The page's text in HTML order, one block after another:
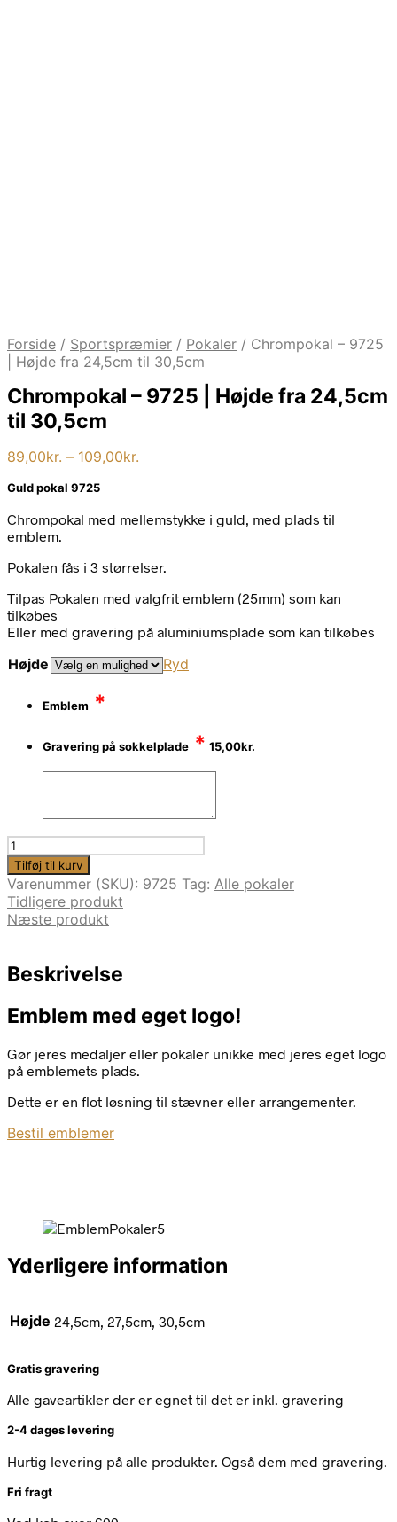
Forside / Sportspræmier / Pokaler / Chrompokal – 9725
| Højde fra 24,5cm til 30,5cm
Chrompokal – 9725 | Højde fra 24,5cm
til 30,5cm
89,00kr. – 109,00kr.
Guld pokal 9725
Chrompokal med mellemstykke i guld, med plads til
emblem.
Pokalen fås i 3 størrelser.
Tilpas Pokalen med valgfrit emblem (25mm) som kan
tilkøbes
Eller med gravering på aluminiumsplade som kan tilkøbes
Højde Ryd
Emblem *
Gravering på sokkelplade * 15,00kr.
Chrompokal
-
9725
|
Højde
fra
til
30,5cm
Tilføj til kurv
Varenummer (SKU): 9725 Tag: Alle pokaler
Tidligere produkt
Næste produkt
Beskrivelse
Emblem med eget logo!
Gør jeres medaljer eller pokaler unikke med jeres eget logo
på emblemets plads.
Dette er en flot løsning til stævner eller arrangementer.
Bestil emblemer
Yderligere information
Højde 24,5cm, 27,5cm, 30,5cm
Gratis gravering
Alle gaveartikler der er egnet til det er inkl. gravering
2-4 dages levering
Hurtig levering på alle produkter. Også dem med gravering.
Fri fragt